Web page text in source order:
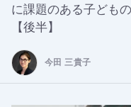
に課題のある子ども
【後半】
今田 三貴子